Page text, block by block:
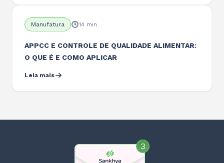
Manufatura 14 min
APPCC E CONTROLE DE QUALIDADE ALIMENTAR:
O QUE É E COMO APLICAR
Leia mais